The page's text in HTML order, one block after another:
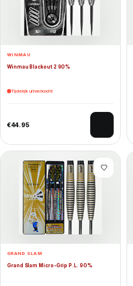
WINMAU
Winmau Blackout 2 90%
Tijdelijk uitverkocht
€44.95
GRAND SLAM
Grand Slam Micro-Grip P.L. 90%